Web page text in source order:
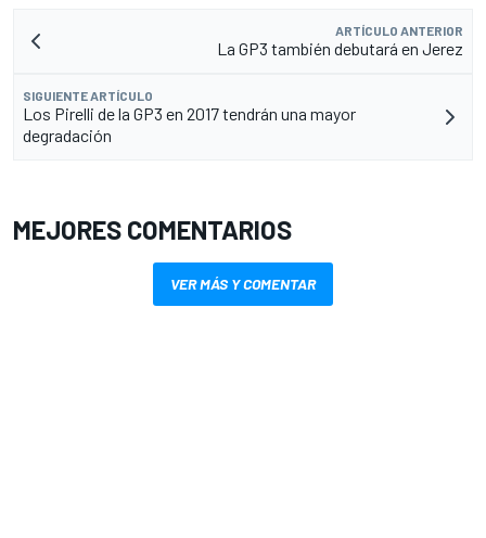
ARTÍCULO ANTERIOR
La GP3 también debutará en Jerez
SIGUIENTE ARTÍCULO
Los Pirelli de la GP3 en 2017 tendrán una mayor
degradación
MEJORES COMENTARIOS
VER MÁS Y COMENTAR